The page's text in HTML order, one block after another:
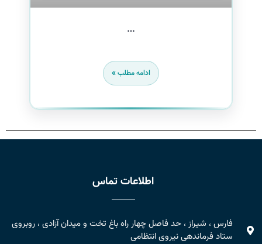
…
ادامه مطلب »
اطلاعات تماس
فارس ، شیراز ، حد فاصل چهار راه باغ تخت و میدان آزادی ، روبروی
ستاد فرماندهی نیروی انتظامی